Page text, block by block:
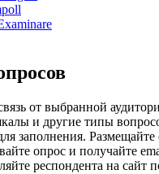
от выбранной
и другие типы
заполнения.
опрос и получайте
респондента на сайт